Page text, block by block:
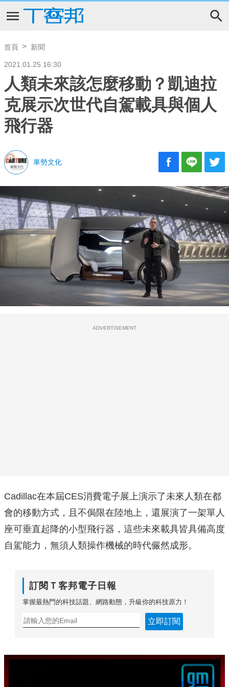
首頁 新聞
2021.01.25 16:30
人類未來該怎麼移動？凱迪拉
克展示次世代自駕載具與個人
飛行器
車勢文化
ADVERTISEMENT
Cadillac在本屆CES消費電子展上演示了未來人類在都
會的移動方式，且不侷限在陸地上，還展演了一架單人
座可垂直起降的小型飛行器，這些未來載具皆具備高度
自駕能力，無須人類操作機械的時代儼然成形。
訂閱Ｔ客邦電子日報
掌握最熱門的科技話題、網路動態，升級你的科技原力！
立即訂閱